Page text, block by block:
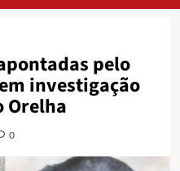
pelo
investigação
Orelha
0